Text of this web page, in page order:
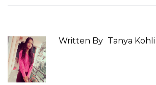
Written By Tanya Kohli